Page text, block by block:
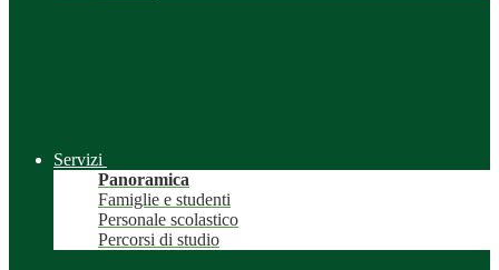
Servizi
Panoramica
Famiglie e studenti
Personale scolastico
Percorsi di studio